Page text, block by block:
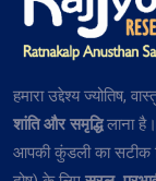
हमारा उद्देश्य ज्योतिष,
शांति और समृद्धिलाना
आपकी कुंडली का सटीक